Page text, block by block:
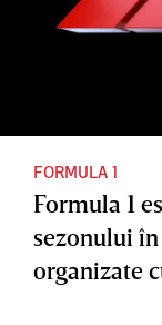
FORMULA 1
Formula 1
sezonului
organizate